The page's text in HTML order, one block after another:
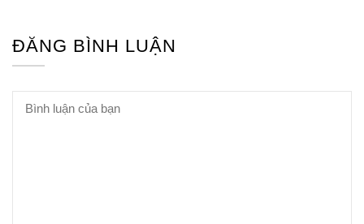
ĐĂNG BÌNH LUẬN
Phái đoàn Liên minh Châu Âu tại
Việt Nam